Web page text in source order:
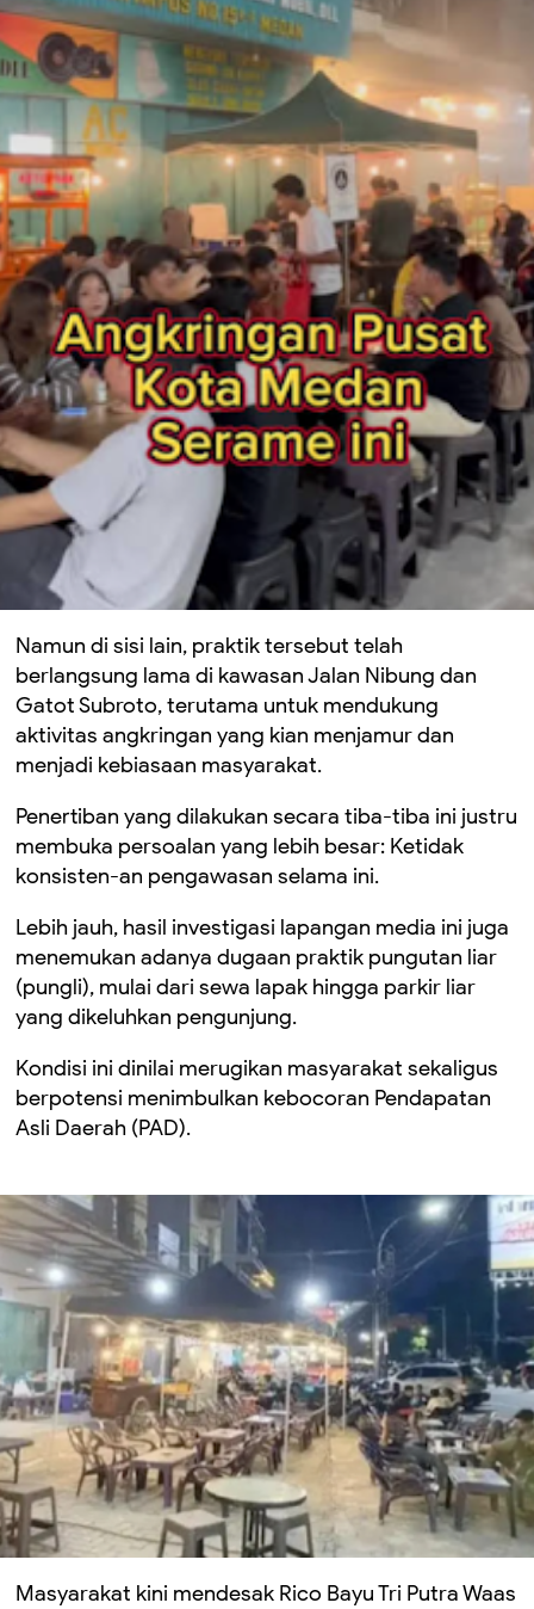
Namun di sisi lain, praktik tersebut telah
berlangsung lama di kawasan Jalan Nibung dan
Gatot Subroto, terutama untuk mendukung
aktivitas angkringan yang kian menjamur dan
menjadi kebiasaan masyarakat.
Penertiban yang dilakukan secara tiba-tiba ini justru
membuka persoalan yang lebih besar: Ketidak
konsisten-an pengawasan selama ini.
Lebih jauh, hasil investigasi lapangan media ini juga
menemukan adanya dugaan praktik pungutan liar
(pungli), mulai dari sewa lapak hingga parkir liar
yang dikeluhkan pengunjung.
Kondisi ini dinilai merugikan masyarakat sekaligus
berpotensi menimbulkan kebocoran Pendapatan
Asli Daerah (PAD).
Masyarakat kini mendesak Rico Bayu Tri Putra Waas